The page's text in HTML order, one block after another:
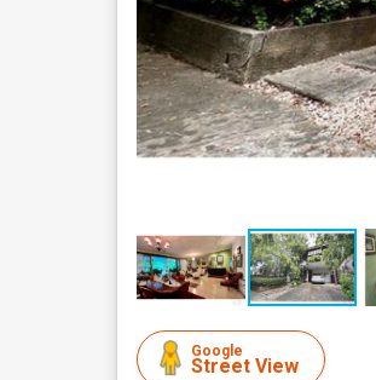
Google
Street View